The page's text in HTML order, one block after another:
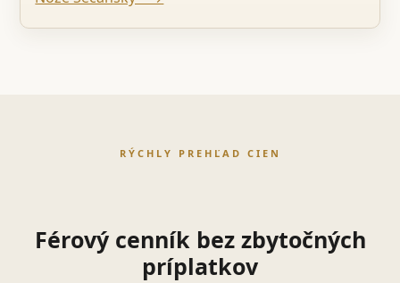
RÝCHLY PREHĽAD CIEN
Férový cenník bez zbytočných
príplatkov